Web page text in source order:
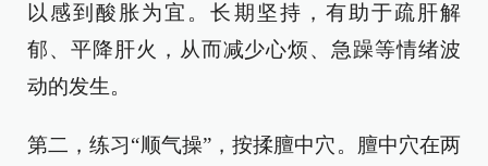
以感到酸胀为宜。长期坚持，有助于疏肝解
郁、平降肝火，从而减少心烦、急躁等情绪波
动的发生。
第二，练习“顺气操”，按揉膻中穴。膻中穴在两